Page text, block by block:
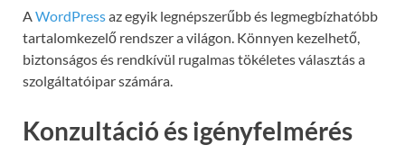
AWordPressaz egyik legnépszerűbb és legmegbízhatóbb
tartalomkezelő rendszer a világon. Könnyen kezelhető,
biztonságos és rendkívül rugalmas tökéletes választás a
szolgáltatóipar számára.
Konzultáció és igényfelmérés